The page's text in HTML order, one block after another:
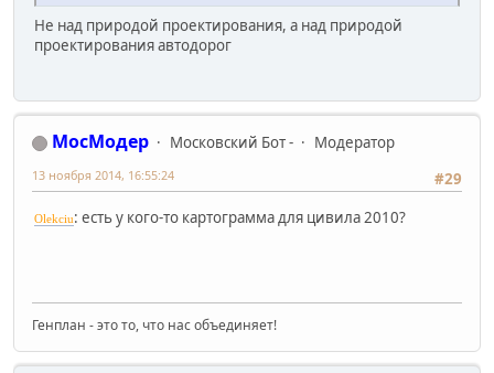
Не над природой проектирования, а над природой
проектирования автодорог
МосМодер Московский Бот -
Модератор
#29
13 ноября 2014, 16:55:24
Olekciu: есть у кого-то картограмма для цивила 2010?
Генплан - это то, что нас объединяет!